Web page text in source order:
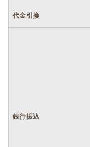
代金引換
銀行振込